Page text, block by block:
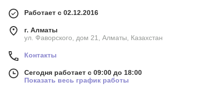
Работает с 02.12.2016
г. Алматы
ул. Фаворского, дом 21, Алматы, Казахстан
Контакты
Сегодня работает с 09:00 до 18:00
Показать весь график работы